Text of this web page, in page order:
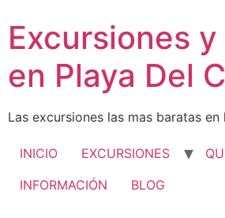
Excursiones
en Playa Del
Las excursiones las mas baratas en
INICIO EXCURSIONES
INFORMACIÓN
BLOG